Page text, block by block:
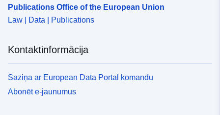
Publications Office of the European Union
Law | Data | Publications
Kontaktinformācija
Saziņa ar European Data Portal komandu
Abonēt e-jaunumus